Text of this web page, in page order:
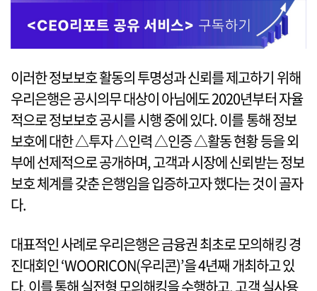
이러한 정보보호 활동의 투명성과 신뢰를 제고하기 위해
우리은행은 공시의무 대상이 아님에도 2020년부터 자율
적으로 정보보호 공시를 시행 중에 있다. 이를 통해 정보
보호에 대한 △투자 △인력 △인증 △활동 현황 등을 외
부에 선제적으로 공개하며, 고객과 시장에 신뢰받는 정보
보호 체계를 갖춘 은행임을 입증하고자 했다는 것이 골자
다.
대표적인 사례로 우리은행은 금융권 최초로 모의해킹 경
진대회인 ‘WOORICON(우리콘)’을 4년째 개최하고 있
다. 이를 통해 실전형 모의해킹을 수행하고, 고객 실사용